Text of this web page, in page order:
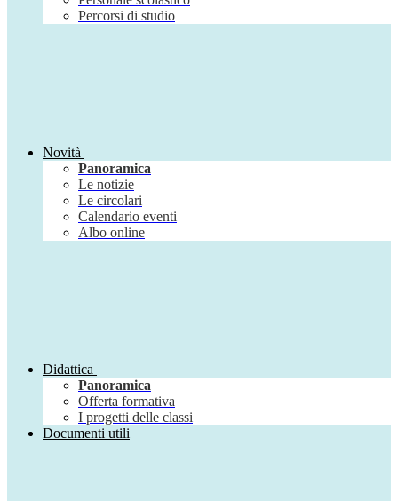
Percorsi di studio
Novità
Panoramica
Le notizie
Le circolari
Calendario eventi
Albo online
Didattica
Panoramica
Offerta formativa
I progetti delle classi
Documenti utili